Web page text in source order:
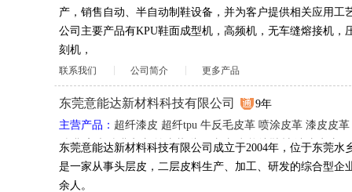
设备
自动印刷设备 真空热冷压自动化设备 转印全自动鞋垫
标机 四色转盘印刷机
产，销售自动、半自动制鞋设备，并为客户提供相关应用工
公司主要产品有KPU鞋面成型机，高频机，无车缝熔接机，
刻机，
联系我们 公司简介 更多产品
东莞意能达新材料科技有限公司
9年
主营产品： 超纤漆皮 超纤tpu 牛反毛皮革 喷涂皮革 漆皮皮革
贴膜 高光贴膜牛皮 羊皮革 头层真皮 意能达鞋材 漆皮牛皮
东莞意能达新材料科技有限公司成立于2004年，位于东莞水
是一家从事头层皮，二层皮料生产、加工、研发的综合型企
余人。